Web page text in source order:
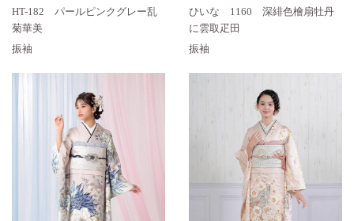
HT-182 パールピンクグレー乱
菊華美
振袖
ひいな 1160 深緋色檜扇牡丹
に雲取疋田
振袖